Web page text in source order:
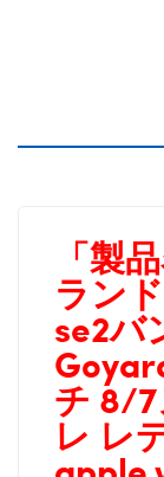
「製
ラン
se2バ
チ 8/
レ レ